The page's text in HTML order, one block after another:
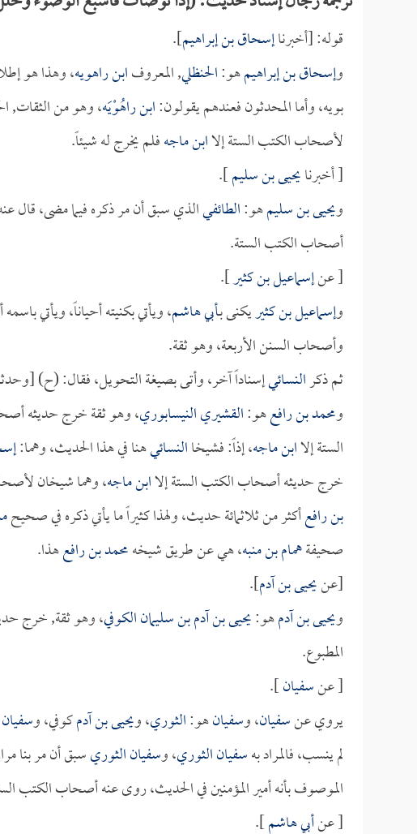
قوله: [أخبرناإسحاق بن إبراهيم].
وإسحاق بن إبراهيمهو:الحنظلي, المعروفابن راهويه، وهذا هو
بويه، وأما المحدثون فعندهم يقولون:ابن راهُوْيَه، وهو من الثقات,
لأصحاب الكتب الستة إلاابن ماجهفلم يخرج له شيئاً.
[ أخبرنايحيى بن سليم].
ويحيى بن سليمهو:الطائفيالذي سبق أن مر ذكره فيما مضى، قال
أصحاب الكتب الستة.
[ عنإسماعيل بن كثير].
وإسماعيل بن كثيريكنى بـأبي هاشم، ويأتي بكنيته أحياناً، ويأتي
وأصحاب السنن الأربعة، وهو ثقة.
ثم ذكرالنسائيإسناداً آخر، وأتى بصيغة التحويل، فقال: (ح)
ومحمد بن رافعهو:القشيري النيسابوري، وهو ثقة خرج حديثه
الستة إلاابن ماجه، إذاً: فشيخاالنسائيهنا في هذا الحديث، وهما:
خرج حديثه أصحاب الكتب الستة إلاابن ماجه، وهما شيخان
بن رافعأكثر من ثلاثمائة حديث، ولهذا كثيراً ما يأتي ذكره في صحيح
صحيفةهمام بن منبه، هي عن طريق شيخهمحمد بن رافعهذا.
[عنيحيى بن آدم].
ويحيى بن آدمهو:يحيى بن آدم بن سليمان الكوفي، وهو ثقة, خرج
المطبوع.
[ عنسفيان].
يروي عنسفيان، وسفيانهو:الثوري، ويحيى بن آدمكوفي، و
لم ينسب، فالمراد بهسفيان الثوري، وسفيان الثوريسبق أن مر بنا
الموصوف بأنه أمير المؤمنين في الحديث، روى عنه أصحاب الكتب
[ عنأبي هاشم].